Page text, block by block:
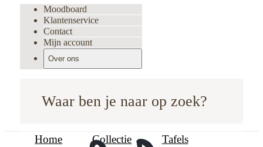
Waar ben je naar op zoek?
Moodboard
Klantenservice
Contact
Mijn account
Over ons
Home Collectie
Tafels